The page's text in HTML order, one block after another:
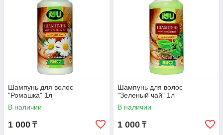
Шампунь для волос
"Ромашка" 1л
В наличии
1 000 ₸
Шампунь для волос
"Зеленый чай" 1л
В наличии
1 000 ₸